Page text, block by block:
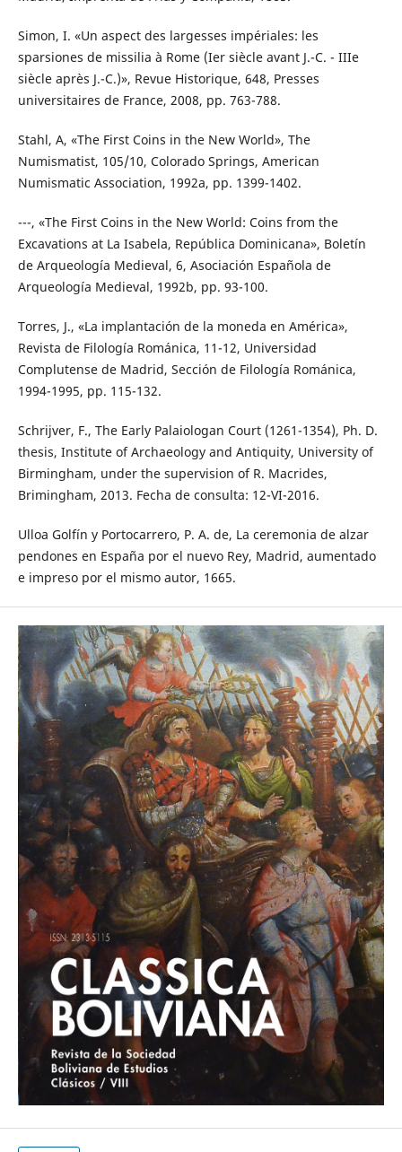
Simon, I. «Un aspect des largesses impériales: les
sparsiones de missilia à Rome (Ier siècle avant J.-C. - IIIe
siècle après J.-C.)», Revue Historique, 648, Presses
universitaires de France, 2008, pp. 763-788.
Stahl, A, «The First Coins in the New World», The
Numismatist, 105/10, Colorado Springs, American
Numismatic Association, 1992a, pp. 1399-1402.
---, «The First Coins in the New World: Coins from the
Excavations at La Isabela, República Dominicana», Boletín
de Arqueología Medieval, 6, Asociación Española de
Arqueología Medieval, 1992b, pp. 93-100.
Torres, J., «La implantación de la moneda en América»,
Revista de Filología Románica, 11-12, Universidad
Complutense de Madrid, Sección de Filología Románica,
1994-1995, pp. 115-132.
Schrijver, F., The Early Palaiologan Court (1261-1354), Ph. D.
thesis, Institute of Archaeology and Antiquity, University of
Birmingham, under the supervision of R. Macrides,
Brimingham, 2013. Fecha de consulta: 12-VI-2016.
Ulloa Golfín y Portocarrero, P. A. de, La ceremonia de alzar
pendones en España por el nuevo Rey, Madrid, aumentado
e impreso por el mismo autor, 1665.